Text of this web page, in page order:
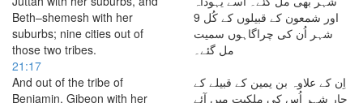
Beth–shemesh with her
suburbs; nine cities out of
those two tribes.
اور شمعون کے قبیلوں کے کُل 9
شہر اُن کی چراگاہوں سمیت
مل گئے۔
21:17
And out of the tribe of
Benjamin, Gibeon with her
اِن کے علاوہ بن یمین کے قبیلے کے
چار شہر اُس کی ملکیت میں آئے